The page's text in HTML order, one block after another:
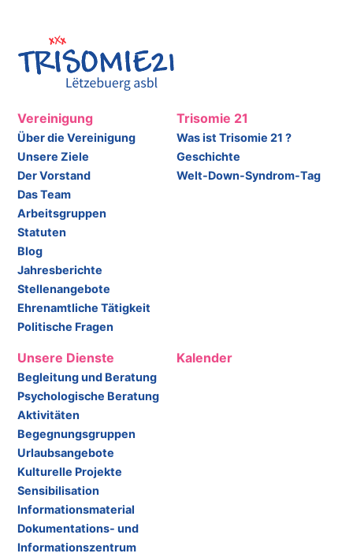
Vereinigung
Über die Vereinigung
Unsere Ziele
Der Vorstand
Das Team
Arbeitsgruppen
Statuten
Blog
Jahresberichte
Stellenangebote
Ehrenamtliche Tätigkeit
Politische Fragen
Trisomie 21
Was ist Trisomie 21 ?
Geschichte
Welt-Down-Syndrom-Tag
Unsere Dienste
Begleitung und Beratung
Psychologische Beratung
Aktivitäten
Begegnungsgruppen
Urlaubsangebote
Kulturelle Projekte
Sensibilisation
Informationsmaterial
Dokumentations- und
Informationszentrum
Kalender